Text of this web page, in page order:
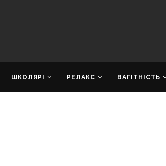
ШКОЛЯРІ РЕЛАКС ВАГІТНІСТЬ